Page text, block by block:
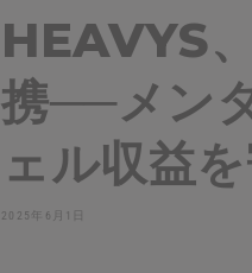
HEAVYS
携──メン
ェル収益
2025年6月1日